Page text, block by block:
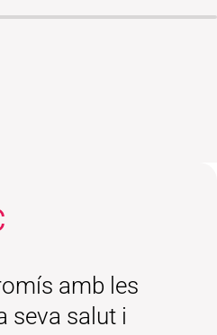
amb les
seva salut i